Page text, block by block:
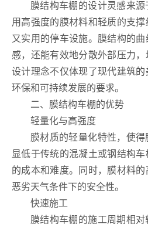
膜结构车棚的设计灵感来源
用高强度的膜材料和轻质的支
又实用的停车设施。膜结构的
感，还能有效地分散外部压力
设计理念不仅体现了现代建筑
环保和可持续发展的要求。
二、膜结构车棚的优势
轻量化与高强度
膜材质的轻量化特性，使
显低于传统的混凝土或钢结构
的成本和难度。同时，膜材料
恶劣天气条件下的安全性。
快速施工
膜结构车棚的施工周期相